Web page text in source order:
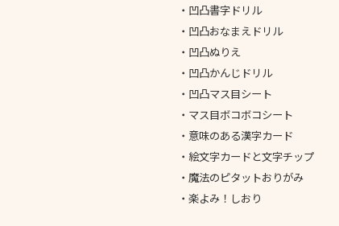
凹凸書字ドリル
凹凸おなまえドリル
凹凸ぬりえ
凹凸かんじドリル
凹凸マス目シート
マス目ボコボコシート
意味のある漢字カード
絵文字カードと文字チップ
魔法のピタットおりがみ
楽よみ！しおり